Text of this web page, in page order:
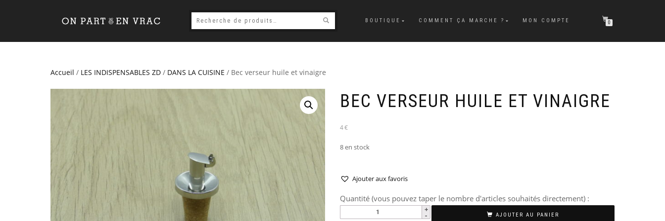
BOUTIQUE COMMENT ÇA MARCHE ? MON COMPTE 0
Accueil / LES INDISPENSABLES ZD / DANS LA CUISINE / Bec verseur huile et vinaigre
BEC VERSEUR HUILE ET VINAIGRE
4€
8 en stock
Ajouter aux favoris
Quantité (vous pouvez taper le nombre d'articles souhaités directement) :
AJOUTER AU PANIER